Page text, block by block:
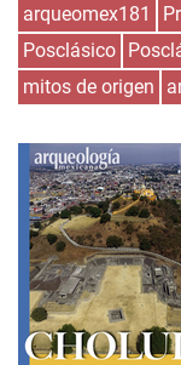
arqueomex181
Posclásico
mitos de origen